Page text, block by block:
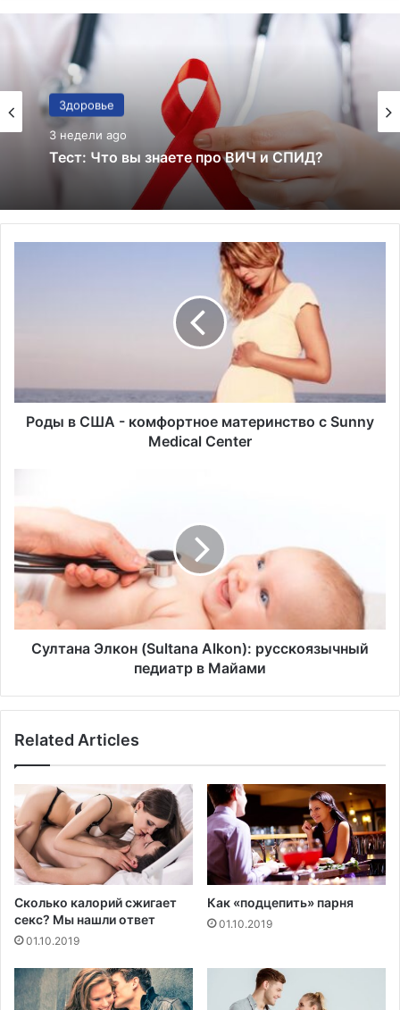
Здоровье
3 недели ago
Тест: знаете ли вы все эти факты о
здоровье — или просто слишком
уверенно верите советам из соцсетей?
Medical
Center
Роды в США - комфортное материнство с Sunny
Medical Center
Alkon):
русскоязычный
педиатр
в
Майами
Султана Элкон (Sultana Alkon): русскоязычный
педиатр в Майами
Related Articles
Сколько калорий сжигает
секс? Мы нашли ответ
01.10.2019
Как «подцепить» парня
01.10.2019